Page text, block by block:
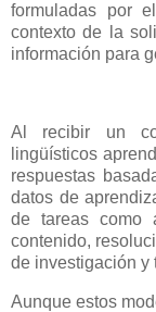
formuladas por
contexto de la
información para
Al recibir un
lingüísticos
respuestas
datos de
de tareas como
contenido,
de investigación y
Aunque estos